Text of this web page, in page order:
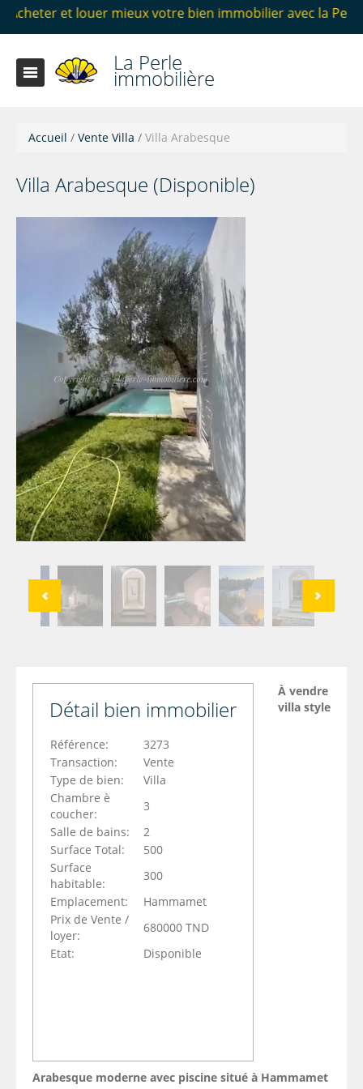
mieux votre bien immobilier avec la Perle immobilière
La Perle
immobilière
Accueil / Vente Villa / Villa Arabesque
Villa Arabesque (Disponible)
Détail bien immobilier
Référence:
3273
Transaction:
Vente
Type de bien:
Villa
Chambre è
coucher:
3
Salle de bains:
2
Surface Total:
500
Surface
habitable:
300
Emplacement:
Hammamet
Prix de Vente /
loyer:
680000 TND
Etat:
Disponible
À vendre
villa style
Arabesque moderne avec piscine situé à Hammamet